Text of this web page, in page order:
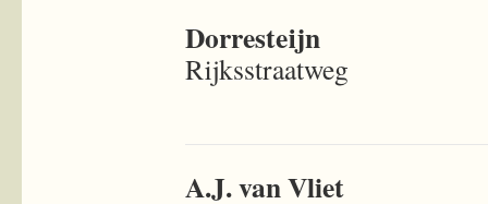
Dorresteijn
Rijksstraatweg
A.J. van Vliet